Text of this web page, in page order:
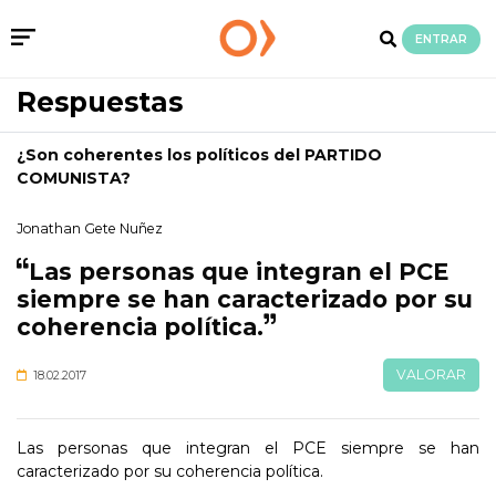
ENTRAR
Respuestas
¿Son coherentes los políticos del PARTIDO
COMUNISTA?
Jonathan Gete Nuñez
Las personas que integran el PCE
siempre se han caracterizado por su
coherencia política.
18.02.2017 VALORAR
Las personas que integran el PCE siempre se han
caracterizado por su coherencia política.